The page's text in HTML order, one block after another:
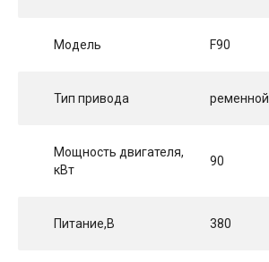
Модель F90
Тип привода ременной
Мощность двигателя,
кВт
90
Питание,В 380